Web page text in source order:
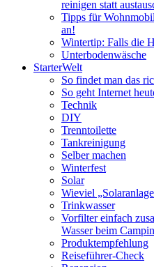
reinigen statt
Tipps für
an!
Wintertip: Falls die
Unterbodenwäsche
StarterWelt
So findet man das
So geht Internet
Technik
DIY
Trenntoilette
Tankreinigung
Selber machen
Winterfest
Solar
Wieviel
Trinkwasser
Vorfilter einfach
Wasser beim
Produktempfehlung
Reiseführer-Check